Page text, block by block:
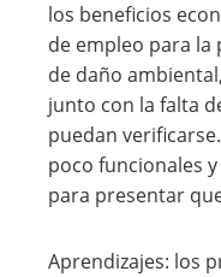
los beneficios
de empleo para la
de daño
junto con la falta
puedan
poco funcionales
para presentar
Aprendizajes: los